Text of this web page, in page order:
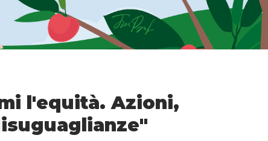
l'equità. Azioni,